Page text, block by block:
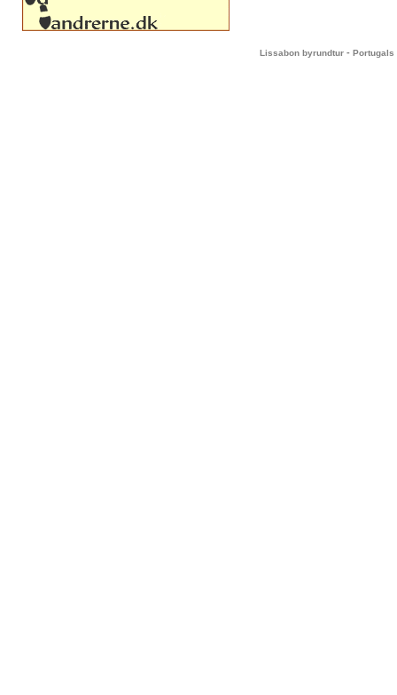
Lissabon byrundtur - Portugals